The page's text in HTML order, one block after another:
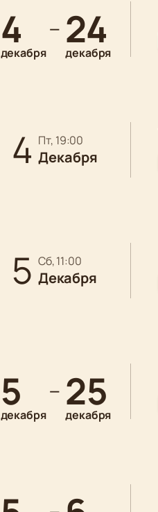
4
декабря
— 24
декабря
4 пт, 19:00
Декабря
5 сб, 11:00
Декабря
5
декабря
— 25
декабря